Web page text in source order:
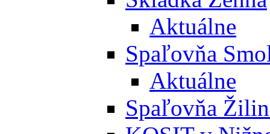
Aktuálne
Spaľovňa
Aktuálne
Spaľovňa